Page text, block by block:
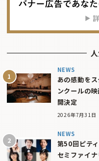
NEWS
あの感動を
ンクールの
開決定
2026年7月31日
NEWS
第50回ピテ
セミファイ